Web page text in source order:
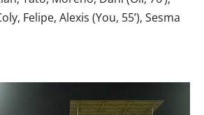
Felipe, Alexis (You, 55’), Sesma